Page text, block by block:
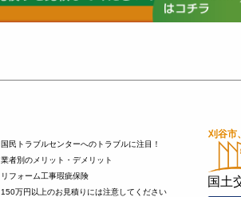
国民トラブルセンターへのトラブルに注目！
業者別のメリット・デメリット
リフォーム工事瑕疵保険
150万円以上のお見積りには注意してください
国土